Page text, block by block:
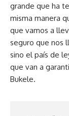
grande que ha
misma manera
que vamos a
seguro que nos
sino el país de
que van a
Bukele.